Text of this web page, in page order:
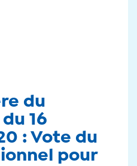
du
16
: Vote du
pour